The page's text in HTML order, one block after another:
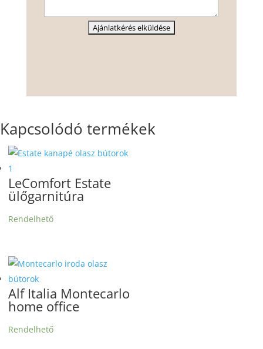
Kapcsolódó termékek
LeComfort Estate
ülőgarnitúra
Rendelhető
Alf Italia Montecarlo
home office
Rendelhető